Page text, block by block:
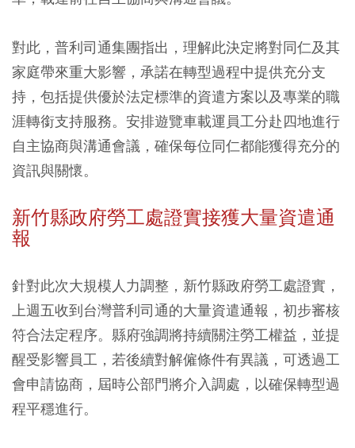
對此，普利司通集團指出，理解此決定將對同仁及其
家庭帶來重大影響，承諾在轉型過程中提供充分支
持，包括提供優於法定標準的資遣方案以及專業的職
涯轉銜支持服務。安排遊覽車載運員工分赴四地進行
自主協商與溝通會議，確保每位同仁都能獲得充分的
資訊與關懷。
新竹縣政府勞工處證實接獲大量資遣通
報
針對此次大規模人力調整，新竹縣政府勞工處證實，
上週五收到台灣普利司通的大量資遣通報，初步審核
符合法定程序。縣府強調將持續關注勞工權益，並提
醒受影響員工，若後續對解僱條件有異議，可透過工
會申請協商，屆時公部門將介入調處，以確保轉型過
程平穩進行。